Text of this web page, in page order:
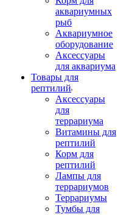
аквариумных
рыб
Аквариумное
оборудование
Аксессуары
для аквариума
Товары для
рептилий
Аксессуары
для
террариума
Витамины для
рептилий
Корм для
рептилий
Лампы для
террариумов
Террариумы
Тумбы для